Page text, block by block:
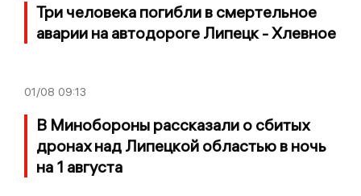
Три человека погибли в смертельное
аварии на автодороге Липецк - Хлевное
01/08 09:13
В Минобороны рассказали о сбитых
дронах над Липецкой областью в ночь
на 1 августа